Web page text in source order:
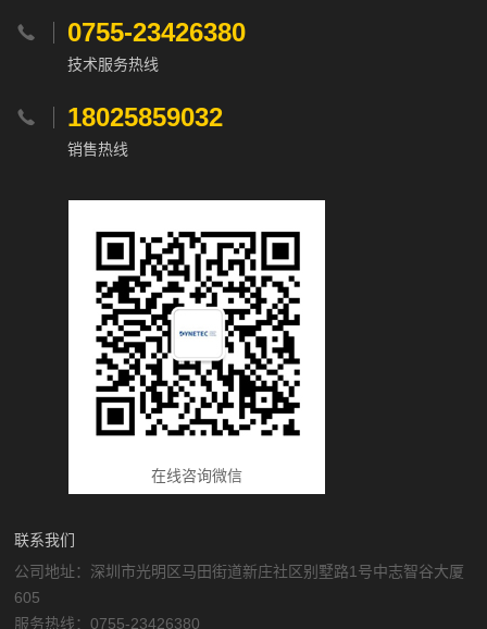
 0755-23426380
技术服务热线
 18025859032
销售热线
在线咨询微信
联系我们
公司地址：深圳市光明区马田街道新庄社区别墅路1号中志智谷大厦
605
服务热线：0755-23426380